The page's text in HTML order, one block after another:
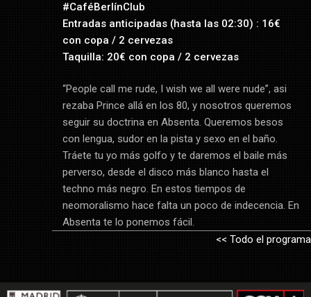
#CaféBerlínClub
Entradas anticipadas (hasta las 02:30) : 16€
con copa / 2 cervezas
Taquilla: 20€ con copa / 2 cervezas
“People call me rude, I wish we all were nude”, asi
rezaba Prince allá en los 80, y nosotros queremos
seguir su doctrina en Absenta. Queremos besos
con lengua, sudor en la pista y sexo en el baño.
Tráete tu yo más golfo y te daremos el baile más
perverso, desde el disco más blanco hasta el
techno más negro. En estos tiempos de
neomoralismo hace falta un poco de indecencia. En
Absenta te lo ponemos fácil.
<< Todo el programa